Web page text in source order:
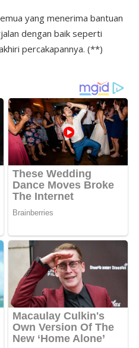
yang menerima bantuan
dengan baik seperti
percakapannya. (**)